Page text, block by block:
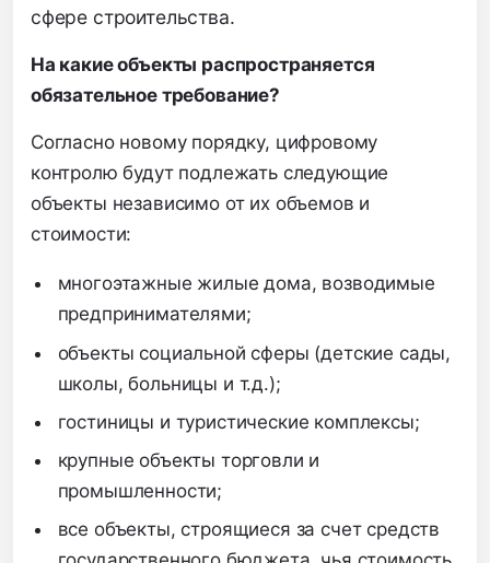
сфере строительства.
На какие объекты распространяется
обязательное требование?
Согласно новому порядку, цифровому
контролю будут подлежать следующие
объекты независимо от их объемов и
стоимости:
многоэтажные жилые дома, возводимые
предпринимателями;
объекты социальной сферы (детские сады,
школы, больницы и т.д.);
гостиницы и туристические комплексы;
крупные объекты торговли и
промышленности;
все объекты, строящиеся за счет средств